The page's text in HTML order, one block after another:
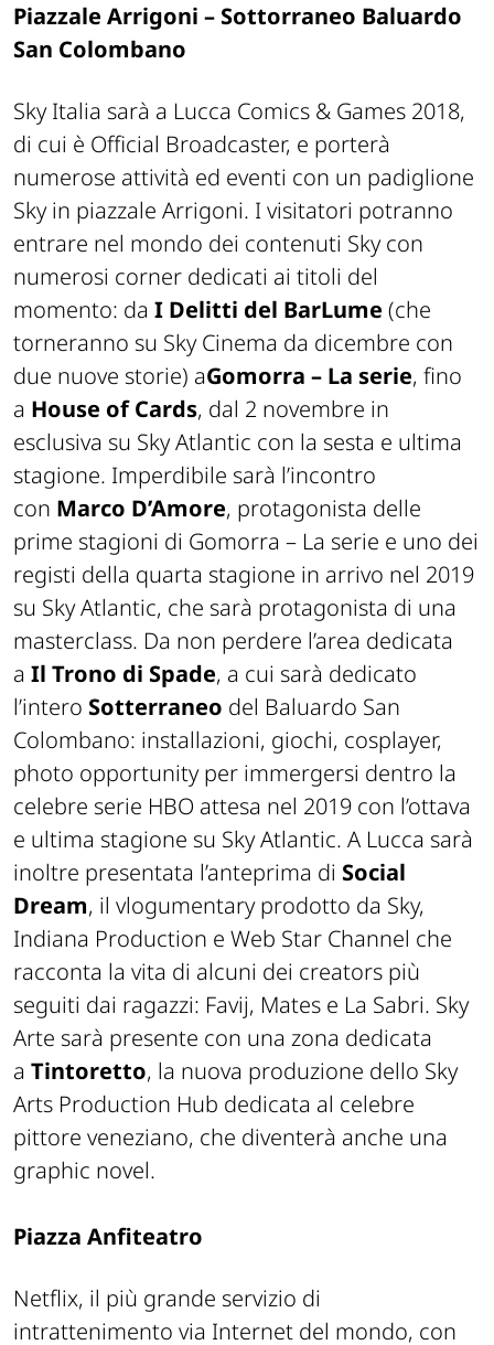
Piazzale Arrigoni – Sottorraneo Baluardo
San Colombano
Sky Italia sarà a Lucca Comics & Games 2018,
di cui è Official Broadcaster, e porterà
numerose attività ed eventi con un padiglione
Sky in piazzale Arrigoni. I visitatori potranno
entrare nel mondo dei contenuti Sky con
numerosi corner dedicati ai titoli del
momento: da I Delitti del BarLume (che
torneranno su Sky Cinema da dicembre con
due nuove storie) aGomorra – La serie, fino
a House of Cards, dal 2 novembre in
esclusiva su Sky Atlantic con la sesta e ultima
stagione. Imperdibile sarà l’incontro
con Marco D’Amore, protagonista delle
prime stagioni di Gomorra – La serie e uno dei
registi della quarta stagione in arrivo nel 2019
su Sky Atlantic, che sarà protagonista di una
masterclass. Da non perdere l’area dedicata
a Il Trono di Spade, a cui sarà dedicato
l’intero Sotterraneo del Baluardo San
Colombano: installazioni, giochi, cosplayer,
photo opportunity per immergersi dentro la
celebre serie HBO attesa nel 2019 con l’ottava
e ultima stagione su Sky Atlantic. A Lucca sarà
inoltre presentata l’anteprima di Social
Dream, il vlogumentary prodotto da Sky,
Indiana Production e Web Star Channel che
racconta la vita di alcuni dei creators più
seguiti dai ragazzi: Favij, Mates e La Sabri. Sky
Arte sarà presente con una zona dedicata
a Tintoretto, la nuova produzione dello Sky
Arts Production Hub dedicata al celebre
pittore veneziano, che diventerà anche una
graphic novel.
Piazza Anfiteatro
Netflix, il più grande servizio di
intrattenimento via Internet del mondo, con